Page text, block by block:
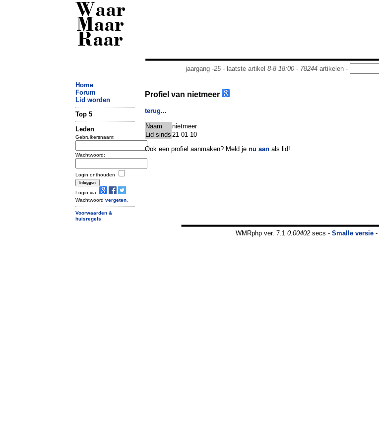
Waar
Maar
Raar
jaargang -25- laatste artikel 8-8 18:00- 78244artikelen -
Home
Forum
Lid worden
Top 5
Leden
Gebruikersnaam:
Wachtwoord:
Login onthouden
Login via:
Wachtwoord vergeten
Voorwaarden &
huisregels
Profiel van nietmeer
terug...
Naam
nietmeer
Lid sinds 21-01-10
Ook een profiel aanmaken? Meld je nu aan als lid!
WMRphp ver. 7.1 0.00402secs - Smalle versie-